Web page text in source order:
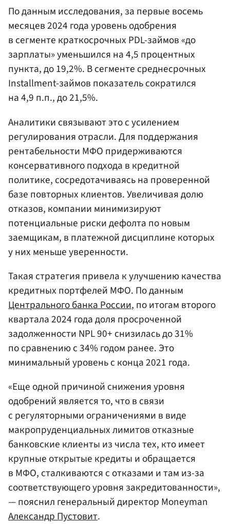
По данным исследования, за первые восемь
месяцев 2024 года уровень одобрения
в сегменте краткосрочных PDL-займов «до
зарплаты» уменьшился на 4,5 процентных
пункта, до 19,2%. В сегменте среднесрочных
Installment-займов показатель сократился
на 4,9 п.п., до 21,5%.
Аналитики связывают это с усилением
регулирования отрасли. Для поддержания
рентабельности МФО придерживаются
консервативного подхода в кредитной
политике, сосредотачиваясь на проверенной
базе повторных клиентов. Увеличивая долю
отказов, компании минимизируют
потенциальные риски дефолта по новым
заемщикам, в платежной дисциплине которых
у них меньше уверенности.
Такая стратегия привела к улучшению качества
кредитных портфелей МФО. По данным
Центрального банка России, по итогам второго
квартала 2024 года доля просроченной
задолженности NPL 90+ снизилась до 31%
по сравнению с 34% годом ранее. Это
минимальный уровень с конца 2021 года.
«Еще одной причиной снижения уровня
одобрений является то, что в связи
с регуляторными ограничениями в виде
макропруденциальных лимитов отказные
банковские клиенты из числа тех, кто имеет
крупные открытые кредиты и обращается
в МФО, сталкиваются с отказами и там из-за
соответствующего уровня закредитованности»,
— пояснил генеральный директор Moneyman
Александр Пустовит.